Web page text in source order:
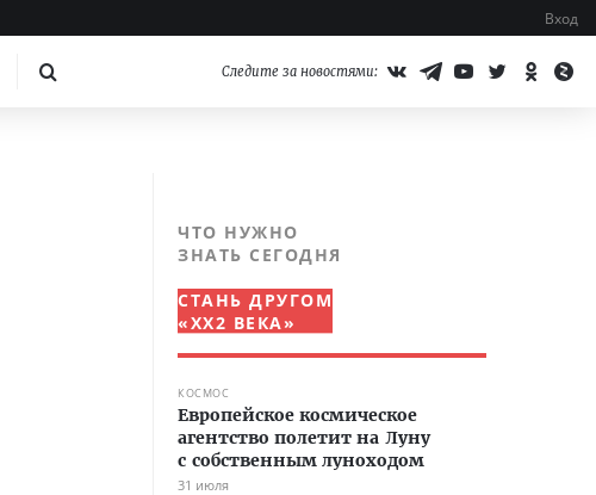
Вход
Следите за новостями:
ЧТО НУЖНО
ЗНАТЬ СЕГОДНЯ
СТАНЬ ДРУГОМ
«XX2 ВЕКА»
КОСМОС
Европейское космическое
агентство полетит на Луну
с собственным луноходом
31 июля